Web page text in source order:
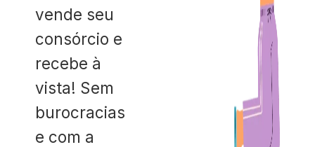
vende seu
consórcio e
recebe à
vista! Sem
burocracias
e com a